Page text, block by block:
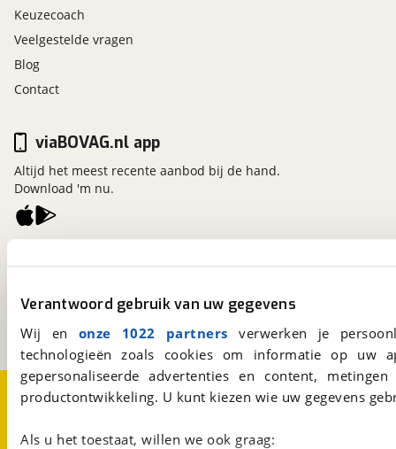
Verantwoord gebruik van uw gegevens
Wij en onze 1022 partners verwerken je
technologieën zoals cookies om informatie op
gepersonaliseerde advertenties en content,
productontwikkeling. U kunt kiezen wie uw gegevens
Als u het toestaat, willen we ook graag:
Keuzecoach
Veelgestelde vragen
Blog
Contact
3981 AJ
Bunnik
Een initiatief van
BOVAG
viaBOVAG.nl app
Altijd het meest recente aanbod bij de hand.
Download 'm nu.
Over viaBOVAG.nl Disclaimer- en Privacyverklaring
CookievoorkeurenVacatures